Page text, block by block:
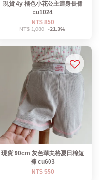
現貨 4y 橘色小花公主連身長裙
cu1024
NT$ 850
NT$ 1,080 -21.3%
現貨 90cm 灰色華夫格夏日棉短
褲 cu603
NT$ 550